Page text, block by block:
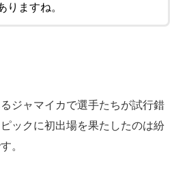
りますね。
ジャマイカで選手たちが試行錯
ックに初出場を果たしたのは紛
。